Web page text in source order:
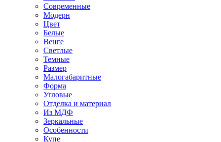
Современные
Модерн
Цвет
Белые
Венге
Светлые
Темные
Размер
Малогабаритные
Форма
Угловые
Отделка и материал
Из МДФ
Зеркальные
Особенности
Купе